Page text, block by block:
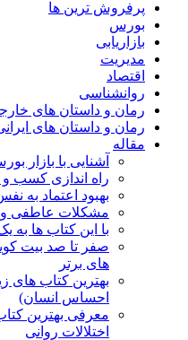
پرفروش ترین ها
بورس
بازاریابی
مدیریت
اقتصاد
روانشناسی
رمان و داستان های
رمان و داستان های
مقاله
آشنایی با بازار
راه اندازی کسب و
بهبود اعتماد به
مشکلات عاطفی و
با این کتاب ها به
صفر تا صد بیت
های برتر
بهترین کتاب های
احساس انسان)
معرفی بهترین
اختلالات روانی